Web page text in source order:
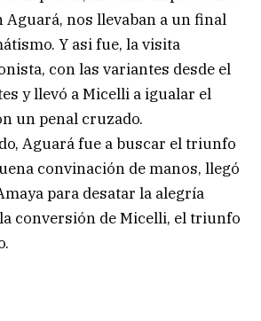
Aguará, nos llevaban a un final
Y asi fue, la visita
con las variantes desde el
y llevó a Micelli a igualar el
un penal cruzado.
Aguará fue a buscar el triunfo
convinación de manos, llegó
para desatar la alegría
conversión de Micelli, el triunfo